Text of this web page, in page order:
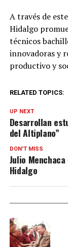
A través de
Hidalgo
técnicos
innovadoras y
productivo y
RELATED TOPICS:
UP NEXT
Desarrollan
del Altiplano”
DON'T MISS
Julio
Hidalgo